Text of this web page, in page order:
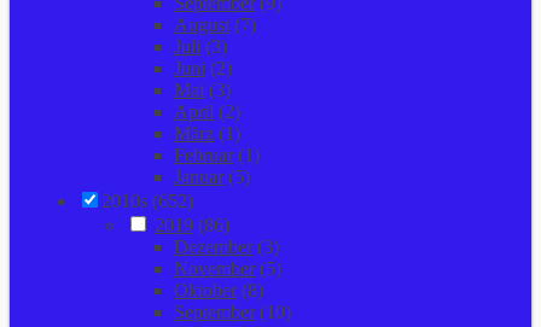
August (7)
Juli (3)
Juni (2)
Mai (3)
April (2)
März (1)
Februar(1)
Januar(5)
2010s (652)
2019 (86)
Dezember(3)
November(5)
Oktober(8)
September(10)